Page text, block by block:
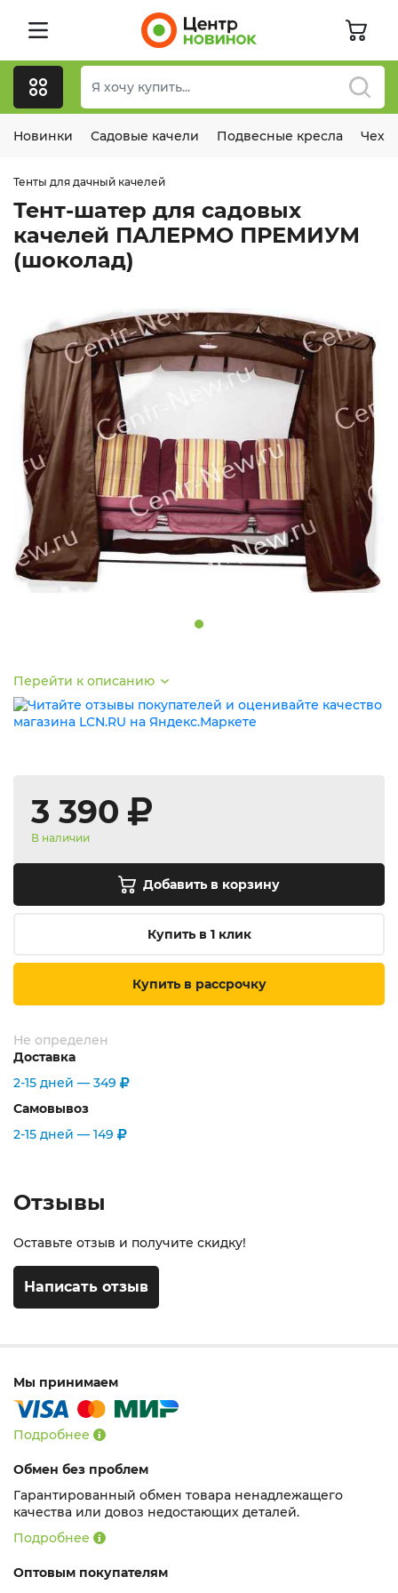
Новинки Садовые качели Подвесные кресла
Тенты для дачный качелей
Тент-шатер для садовых
качелей ПАЛЕРМО ПРЕМИУМ
(шоколад)
Перейти к описанию
3 390
В наличии
Добавить в корзину
Купить в 1 клик
Купить в рассрочку
Не определен
Доставка
2-15 дней — 349
Самовывоз
2-15 дней — 149
Отзывы
Оставьте отзыв и получите скидку!
Написать отзыв
Мы принимаем
Подробнее
Обмен без проблем
Гарантированный обмен товара ненадлежащего
качества или довоз недостающих деталей.
Подробнее
Оптовым покупателям